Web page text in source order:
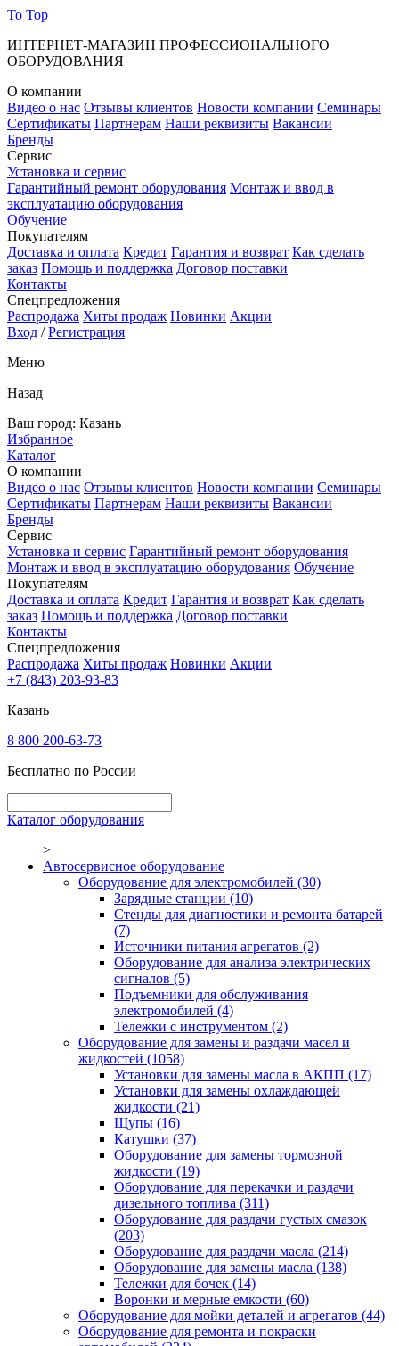
To Top
ИНТЕРНЕТ-МАГАЗИН ПРОФЕССИОНАЛЬНОГО
ОБОРУДОВАНИЯ
О компании
Видео о нас Отзывы клиентов Новости компании Семинары
Сертификаты Партнерам Наши реквизиты Вакансии
Бренды
Сервис
Установка и сервис
Гарантийный ремонт оборудования Монтаж и ввод в
эксплуатацию оборудования
Обучение
Покупателям
Доставка и оплата Кредит Гарантия и возврат Как сделать
заказ Помощь и поддержка Договор поставки
Контакты
Спецпредложения
Распродажа Хиты продаж Новинки Акции
Вход /Регистрация
Меню
Назад
Ваш город: Казань
Избранное
Каталог
О компании
Видео о нас Отзывы клиентов Новости компании Семинары
Сертификаты Партнерам Наши реквизиты Вакансии
Бренды
Сервис
Установка и сервис Гарантийный ремонт оборудования
Монтаж и ввод в эксплуатацию оборудования Обучение
Покупателям
Доставка и оплата Кредит Гарантия и возврат Как сделать
заказ Помощь и поддержка Договор поставки
Контакты
Спецпредложения
Распродажа Хиты продаж Новинки Акции
+7 (843) 203-93-83
Казань
8 800 200-63-73
Бесплатно по России
Каталог оборудования
>
Автосервисное оборудование
Оборудование для электромобилей (30)
Зарядные станции (10)
Стенды для диагностики и ремонта батарей
(7)
Источники питания агрегатов (2)
Оборудование для анализа электрических
сигналов (5)
Подъемники для обслуживания
электромобилей (4)
Тележки с инструментом (2)
Оборудование для замены и раздачи масел и
жидкостей (1058)
Установки для замены масла в АКПП (17)
Установки для замены охлаждающей
жидкости (21)
Щупы (16)
Катушки (37)
Оборудование для замены тормозной
жидкости (19)
Оборудование для перекачки и раздачи
дизельного топлива (311)
Оборудование для раздачи густых смазок
(203)
Оборудование для раздачи масла (214)
Оборудование для замены масла (138)
Тележки для бочек (14)
Воронки и мерные емкости (60)
Оборудование для мойки деталей и агрегатов (44)
Оборудование для ремонта и покраски